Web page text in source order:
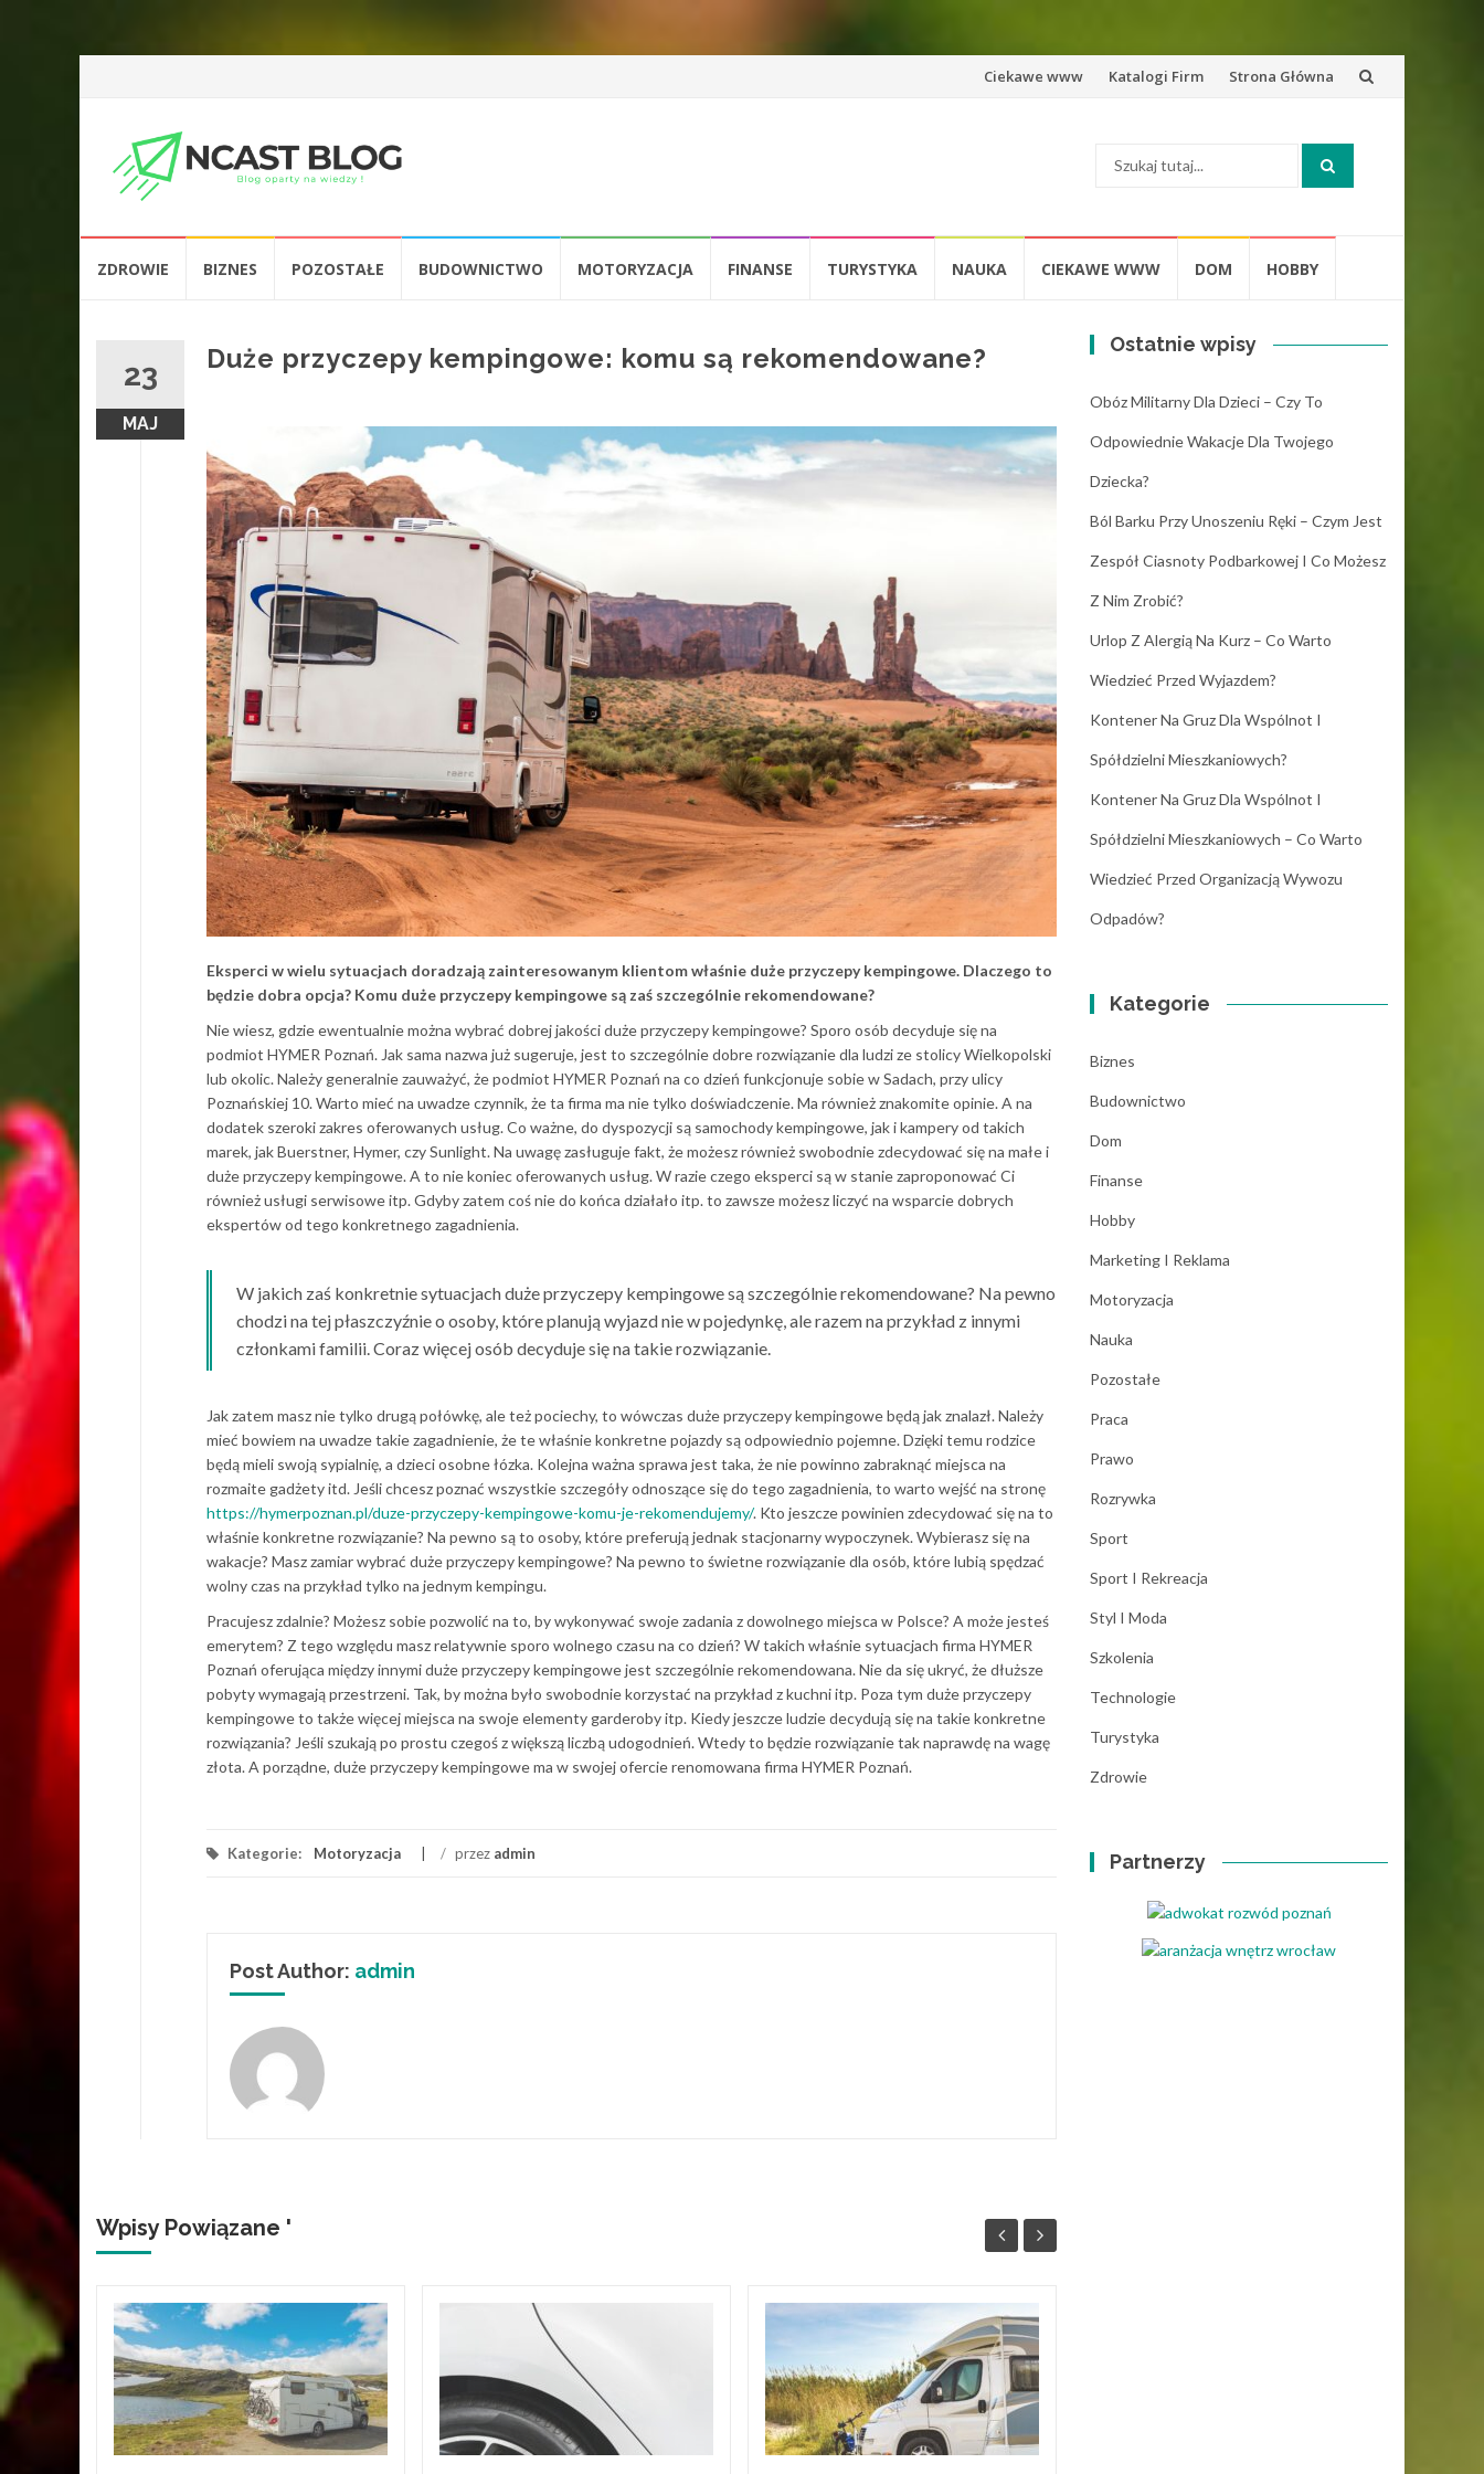
Przejdź
Ciekawe www Katalogi Firm Strona Główna
ZDROWIE BIZNES POZOSTAŁE BUDOWNICTWO MOTORYZACJA FINANSE TURYSTYKA NAUKA CIEKAWE WWW DOM HOBBY
23
MAJ
Duże przyczepy kempingowe: komu są rekomendowane?
Eksperci w wielu sytuacjach doradzają zainteresowanym klientom właśnie duże przyczepy kempingowe. Dlaczego to
będzie dobra opcja? Komu duże przyczepy kempingowe są zaś szczególnie rekomendowane?
Nie wiesz, gdzie ewentualnie można wybrać dobrej jakości duże przyczepy kempingowe? Sporo osób decyduje się na
podmiot HYMER Poznań. Jak sama nazwa już sugeruje, jest to szczególnie dobre rozwiązanie dla ludzi ze stolicy Wielkopolski
lub okolic. Należy generalnie zauważyć, że podmiot HYMER Poznań na co dzień funkcjonuje sobie w Sadach, przy ulicy
Poznańskiej 10. Warto mieć na uwadze czynnik, że ta firma ma nie tylko doświadczenie. Ma również znakomite opinie. A na
dodatek szeroki zakres oferowanych usług. Co ważne, do dyspozycji są samochody kempingowe, jak i kampery od takich
marek, jak Buerstner, Hymer, czy Sunlight. Na uwagę zasługuje fakt, że możesz również swobodnie zdecydować się na małe i
duże przyczepy kempingowe. A to nie koniec oferowanych usług. W razie czego eksperci są w stanie zaproponować Ci
również usługi serwisowe itp. Gdyby zatem coś nie do końca działało itp. to zawsze możesz liczyć na wsparcie dobrych
ekspertów od tego konkretnego zagadnienia.
W jakich zaś konkretnie sytuacjach duże przyczepy kempingowe są szczególnie rekomendowane? Na pewno
chodzi na tej płaszczyźnie o osoby, które planują wyjazd nie w pojedynkę, ale razem na przykład z innymi
członkami familii. Coraz więcej osób decyduje się na takie rozwiązanie.
Jak zatem masz nie tylko drugą połówkę, ale też pociechy, to wówczas duże przyczepy kempingowe będą jak znalazł. Należy
mieć bowiem na uwadze takie zagadnienie, że te właśnie konkretne pojazdy są odpowiednio pojemne. Dzięki temu rodzice
będą mieli swoją sypialnię, a dzieci osobne łózka. Kolejna ważna sprawa jest taka, że nie powinno zabraknąć miejsca na
rozmaite gadżety itd. Jeśli chcesz poznać wszystkie szczegóły odnoszące się do tego zagadnienia, to warto wejść na stronę
https://hymerpoznan.pl/duze-przyczepy-kempingowe-komu-je-rekomendujemy/. Kto jeszcze powinien zdecydować się na to
właśnie konkretne rozwiązanie? Na pewno są to osoby, które preferują jednak stacjonarny wypoczynek. Wybierasz się na
wakacje? Masz zamiar wybrać duże przyczepy kempingowe? Na pewno to świetne rozwiązanie dla osób, które lubią spędzać
wolny czas na przykład tylko na jednym kempingu.
Pracujesz zdalnie? Możesz sobie pozwolić na to, by wykonywać swoje zadania z dowolnego miejsca w Polsce? A może jesteś
emerytem? Z tego względu masz relatywnie sporo wolnego czasu na co dzień? W takich właśnie sytuacjach firma HYMER
Poznań oferująca między innymi duże przyczepy kempingowe jest szczególnie rekomendowana. Nie da się ukryć, że dłuższe
pobyty wymagają przestrzeni. Tak, by można było swobodnie korzystać na przykład z kuchni itp. Poza tym duże przyczepy
kempingowe to także więcej miejsca na swoje elementy garderoby itp. Kiedy jeszcze ludzie decydują się na takie konkretne
rozwiązania? Jeśli szukają po prostu czegoś z większą liczbą udogodnień. Wtedy to będzie rozwiązanie tak naprawdę na wagę
złota. A porządne, duże przyczepy kempingowe ma w swojej ofercie renomowana firma HYMER Poznań.
Kategorie: Motoryzacja / przez admin
Post Author: admin
Wpisy Powiązane '
Ostatnie wpisy
Obóz Militarny Dla Dzieci – Czy To
Odpowiednie Wakacje Dla Twojego
Dziecka?
Ból Barku Przy Unoszeniu Ręki – Czym Jest
Zespół Ciasnoty Podbarkowej I Co Możesz
Z Nim Zrobić?
Urlop Z Alergią Na Kurz – Co Warto
Wiedzieć Przed Wyjazdem?
Kontener Na Gruz Dla Wspólnot I
Spółdzielni Mieszkaniowych?
Kontener Na Gruz Dla Wspólnot I
Spółdzielni Mieszkaniowych – Co Warto
Wiedzieć Przed Organizacją Wywozu
Odpadów?
Kategorie
Biznes
Budownictwo
Dom
Finanse
Hobby
Marketing I Reklama
Motoryzacja
Nauka
Pozostałe
Praca
Prawo
Rozrywka
Sport
Sport I Rekreacja
Styl I Moda
Szkolenia
Technologie
Turystyka
Zdrowie
Partnerzy